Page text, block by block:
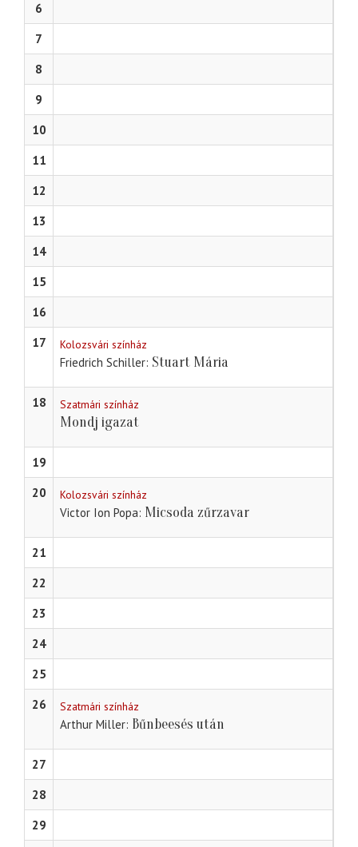
6
7
8
9
10
11
12
13
14
15
16
17
Kolozsvári színház
Friedrich Schiller Stuart Mária
18 Szatmári színház
Mondj igazat
19
20
Kolozsvári színház
Victor Ion Popa Micsoda zűrzavar
21
22
23
24
25
26
Szatmári színház
Arthur Miller Bűnbeesés után
27
28
29